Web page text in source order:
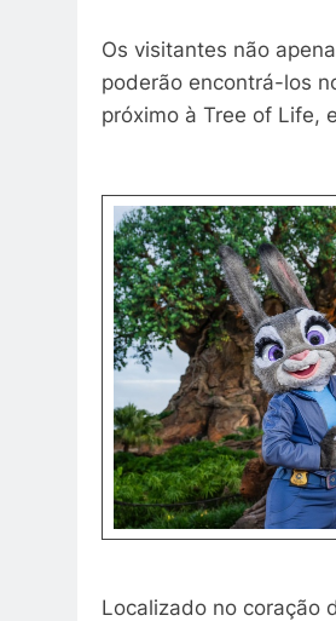
Os visitantes não
poderão encontrá-los
próximo à Tree of Life,
Localizado no coração